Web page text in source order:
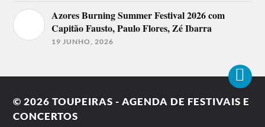
Azores Burning Summer Festival 2026 com
Capitão Fausto, Paulo Flores, Zé Ibarra
19 JUNHO, 2026
© 2026TOUPEIRAS - AGENDA DE FESTIVAIS E
CONCERTOS